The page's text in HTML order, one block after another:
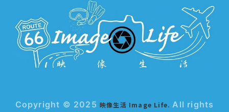
Copyright © 2025 映像生活 Image Life. All rights